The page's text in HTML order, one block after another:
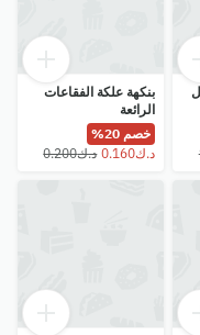
بنكهة علكة الفقاعات
الرائعة
خصم 20%
⁦د.ك0.200⁩